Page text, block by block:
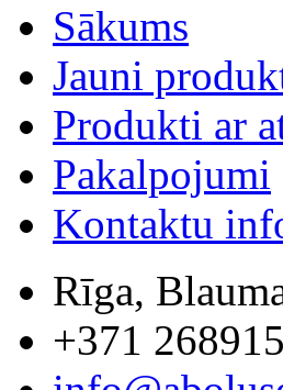
Sākums
Jauni
Produkti ar
Pakalpojumi
Kontaktu
Rīga,
+371